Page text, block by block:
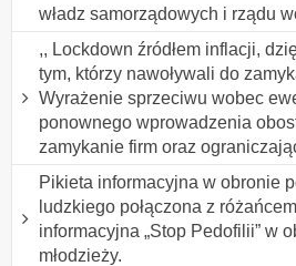
władz samorządowych i rządu
,, Lockdown źródłem inflacji,
tym, którzy nawoływali do
Wyrażenie sprzeciwu wobec
ponownego wprowadzenia
zamykanie firm oraz
Pikieta informacyjna w obronie
ludzkiego połączona z
informacyjna „Stop Pedofilii” w
młodzieży.